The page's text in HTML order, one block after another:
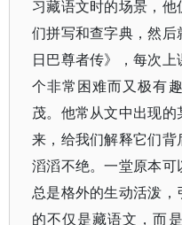
习藏语文时的场景，
们拼写和查字典，然
日巴尊者传》，每次
个非常困难而又极有
茂。他常从文中出现
来，给我们解释它们背
滔滔不绝。一堂原本
总是格外的生动活泼
的不仅是藏语文，而